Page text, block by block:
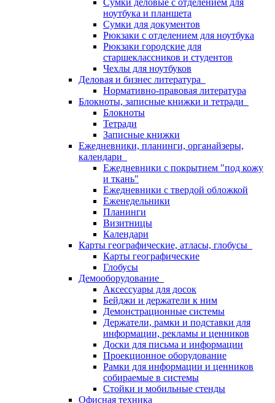
Сумки деловые с отделением для
ноутбука и планшета
Сумки для документов
Рюкзаки с отделением для ноутбука
Рюкзаки городские для
старшеклассников и студентов
Чехлы для ноутбуков
Деловая и бизнес литература
Нормативно-правовая литература
Блокноты, записные книжки и тетради
Блокноты
Тетради
Записные книжки
Ежедневники, планинги, органайзеры,
календари
Ежедневники с покрытием "под кожу
и ткань"
Ежедневники с твердой обложкой
Еженедельники
Планинги
Визитницы
Календари
Карты географические, атласы, глобусы
Карты географические
Глобусы
Демооборудование
Аксессуары для досок
Бейджи и держатели к ним
Демонстрационные системы
Держатели, рамки и подставки для
информации, рекламы и ценников
Доски для письма и информации
Проекционное оборудование
Рамки для информации и ценников
собираемые в системы
Стойки и мобильные стенды
Офисная техника